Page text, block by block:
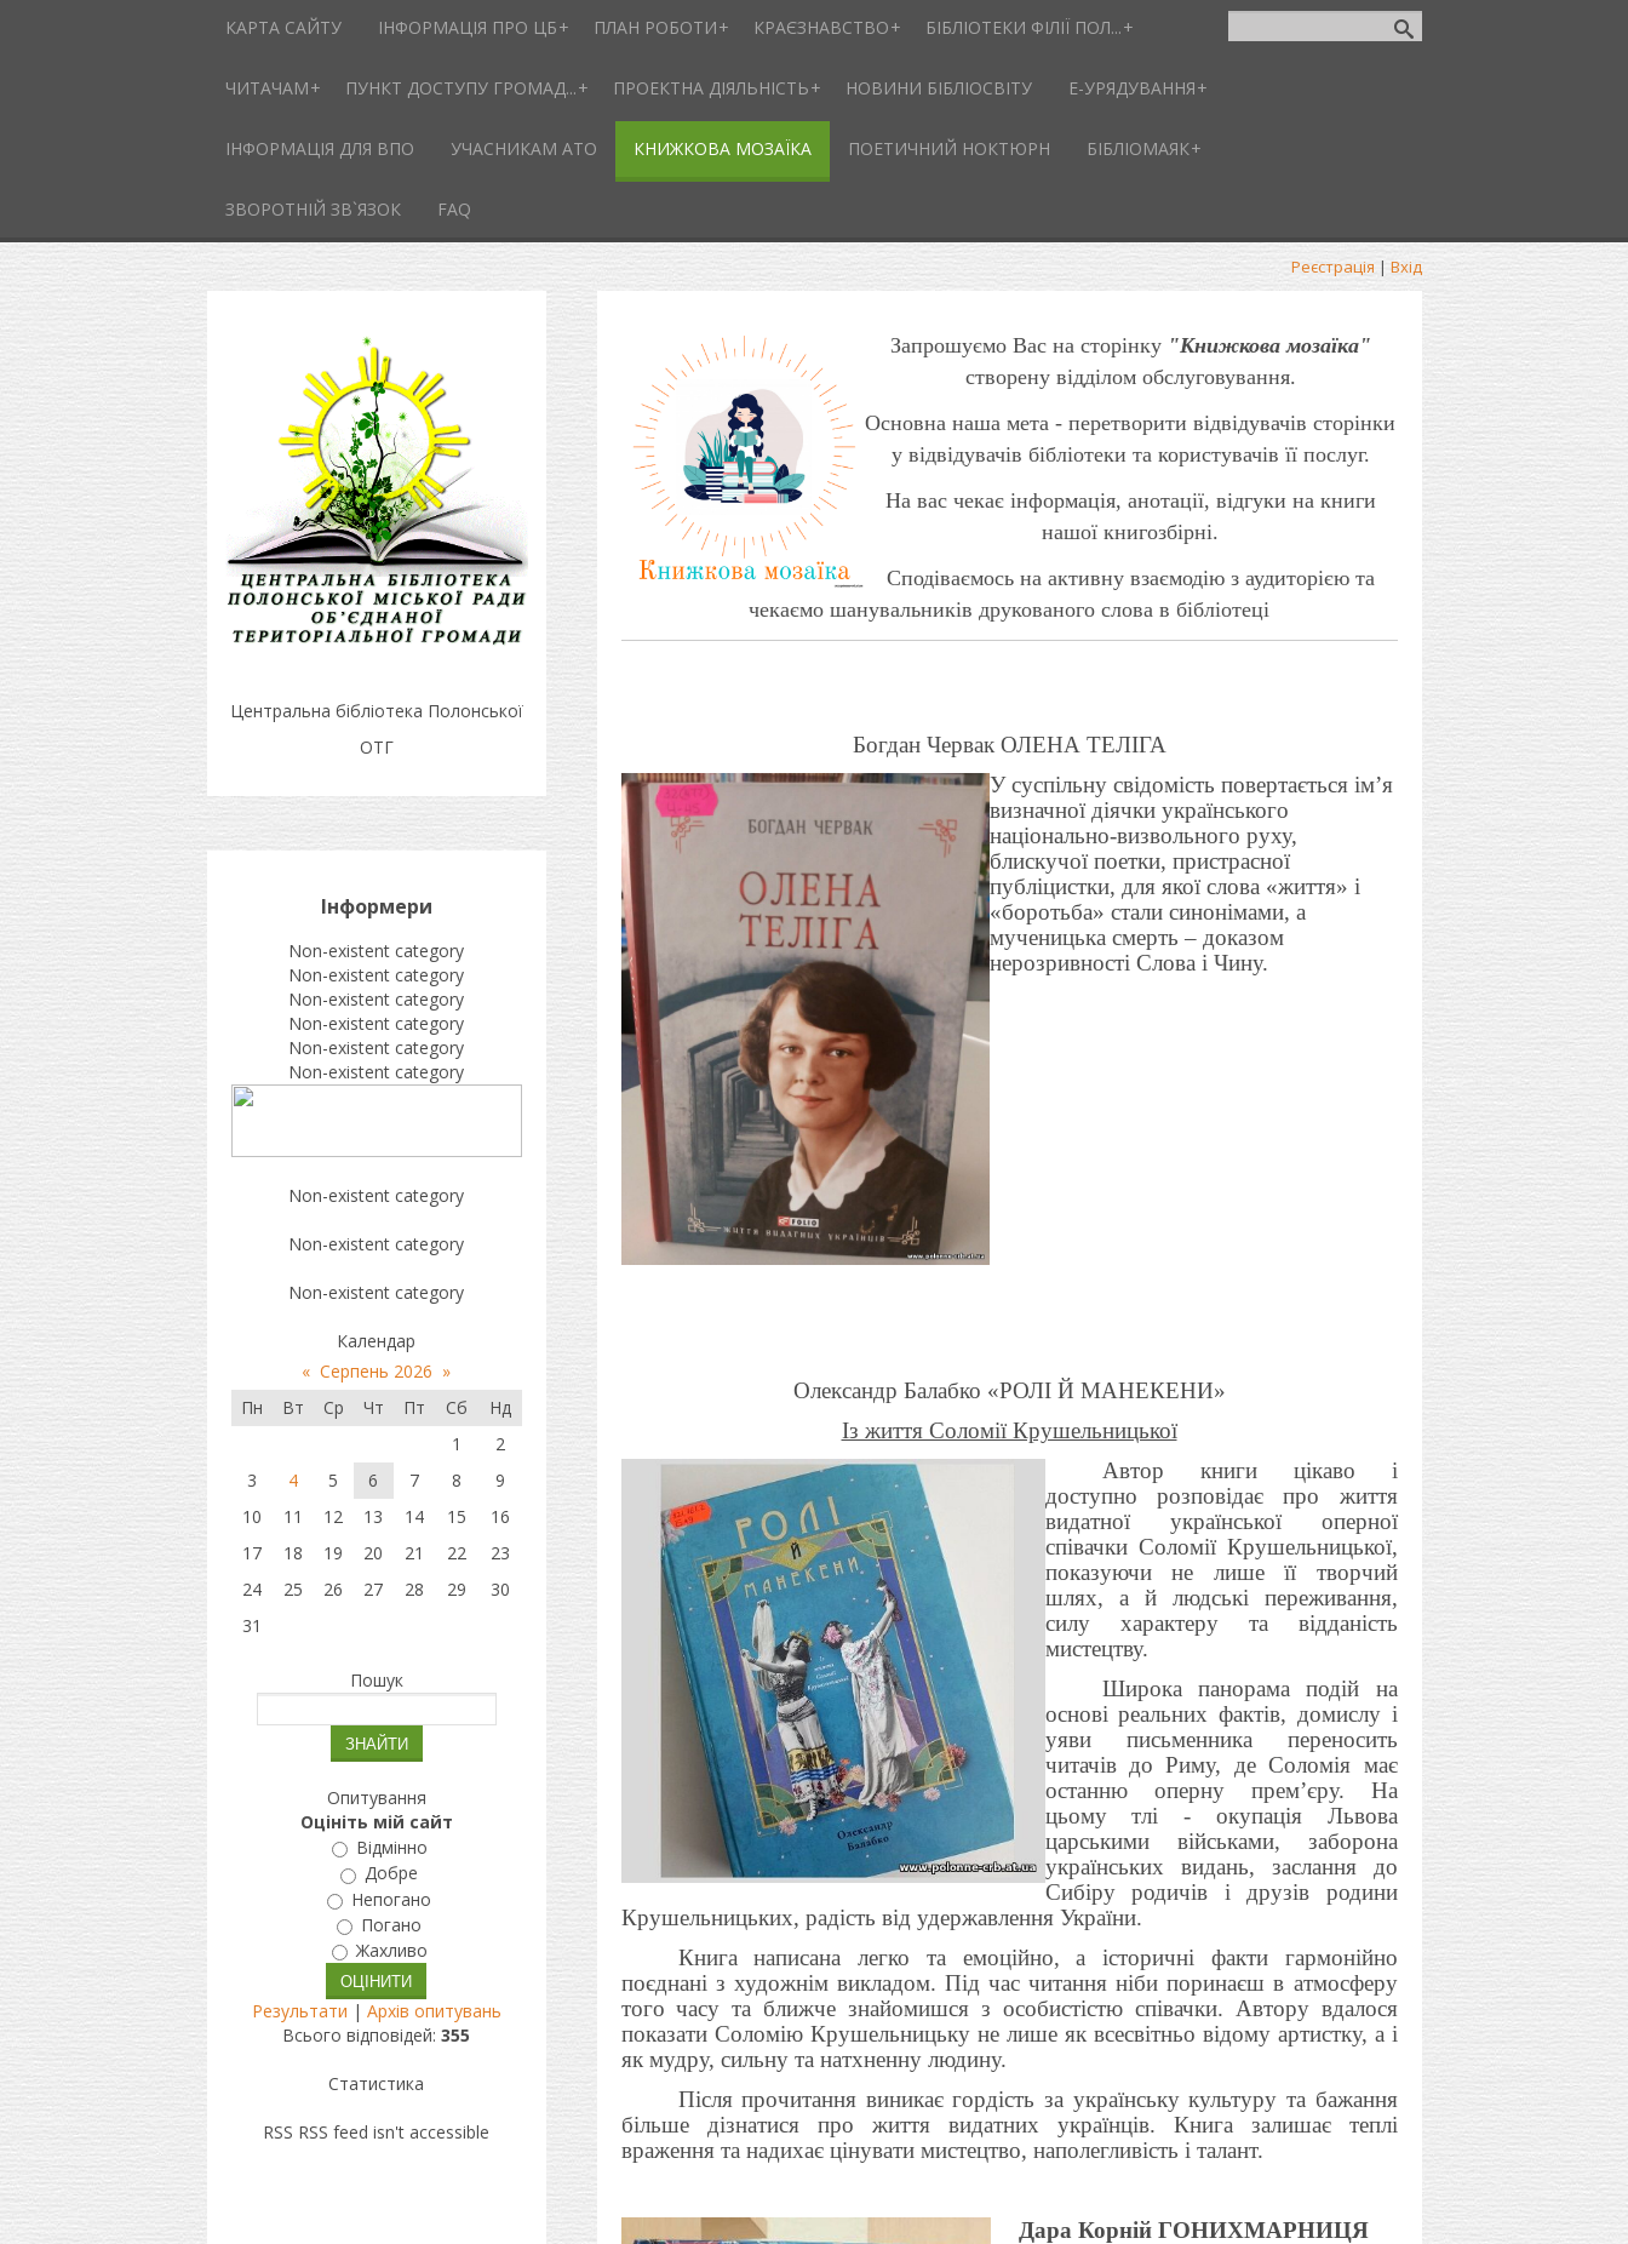
КАРТА САЙТУ ІНФОРМАЦІЯ ПРО ЦБ ПЛАН РОБОТИ КРАЄЗНАВСТВО БІБЛІОТЕКИ ФІЛІЇ ПОЛ...
ЧИТАЧАМ ПУНКТ ДОСТУПУ ГРОМАД... ПРОЕКТНА ДІЯЛЬНІСТЬ НОВИНИ БІБЛІОСВІТУ Е-УРЯДУВАННЯ
ІНФОРМАЦІЯ ДЛЯ ВПО УЧАСНИКАМ АТО КНИЖКОВА МОЗАЇКА ПОЕТИЧНИЙ НОКТЮРН БІБЛІОМАЯК
ЗВОРОТНІЙ ЗВ`ЯЗОК FAQ
Реєстрація | Вхід
Центральна бібліотека Полонської
ОТГ
Запрошуємо Вас на сторінку "Книжкова мозаїка"
створену відділом обслуговування.
Основна наша мета - перетворити відвідувачів сторінки
у відвідувачів бібліотеки та користувачів її послуг.
На вас чекає інформація, анотації, відгуки на книги
нашої книгозбірні.
Сподіваємось на активну взаємодію з аудиторією та
чекаємо шанувальників друкованого слова в бібліотеці
Богдан Червак ОЛЕНА ТЕЛІГА
У суспільну свідомість повертається ім’я
визначної діячки українського
національно-визвольного руху,
блискучої поетки, пристрасної
публіцистки, для якої слова «життя» і
«боротьба» стали синонімами, а
мученицька смерть – доказом
нерозривності Слова і Чину.
Олександр Балабко «РОЛІ Й МАНЕКЕНИ»
Із життя Соломії Крушельницької
Автор книги цікаво і
доступно розповідає про життя
видатної української оперної
співачки Соломії Крушельницької,
показуючи не лише її творчий
шлях, а й людські переживання,
силу характеру та відданість
мистецтву.
Широка панорама подій на
основі реальних фактів, домислу і
уяви письменника переносить
читачів до Риму, де Соломія має
останню оперну прем’єру. На
цьому тлі - окупація Львова
царськими військами, заборона
українських видань, заслання до
Сибіру родичів і друзів родини
Крушельницьких, радість від удержавлення України.
Книга написана легко та емоційно, а історичні факти гармонійно
поєднані з художнім викладом. Під час читання ніби поринаєш в атмосферу
того часу та ближче знайомишся з особистістю співачки. Автору вдалося
показати Соломію Крушельницьку не лише як всесвітньо відому артистку, а і
як мудру, сильну та натхненну людину.
Після прочитання виникає гордість за українську культуру та бажання
більше дізнатися про життя видатних українців. Книга залишає теплі
враження та надихає цінувати мистецтво, наполегливість і талант.
Дара Корній ГОНИХМАРНИЦЯ
Інформери
Non-existent category
Non-existent category
Non-existent category
Non-existent category
Non-existent category
Non-existent category
Non-existent category
Non-existent category
Non-existent category
Календар
« Серпень 2026 »
Пн
Вт Ср Чт Пт Сб
Нд
1
2
3
4 5 6 7 8
9
10
11 12 13 14 15
16
17
18 19 20 21 22
23
24
25 26 27 28 29
30
31
Пошук
Опитування
Оцініть мій сайт
Відмінно
Добре
Непогано
Погано
Жахливо
Результати | Архів опитувань
Всього відповідей: 355
Статистика
RSS RSS feed isn't accessible